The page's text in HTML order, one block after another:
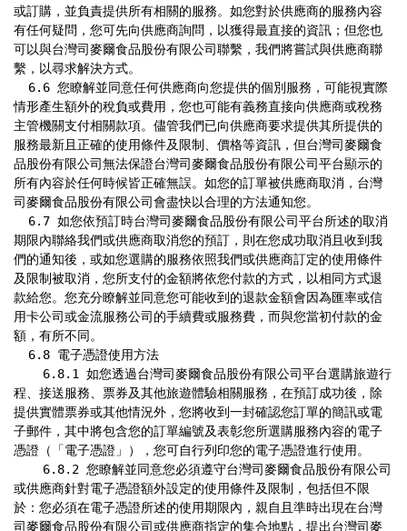
或訂購，並負責提供所有相關的服務。如您對於供應商的服務內容
有任何疑問，您可先向供應商詢問，以獲得最直接的資訊；但您也
可以與台灣司麥爾食品股份有限公司聯繫，我們將嘗試與供應商聯
繫，以尋求解決方式。
情形產生額外的稅負或費用，您也可能有義務直接向供應商或稅務
主管機關支付相關款項。儘管我們已向供應商要求提供其所提供的
服務最新且正確的使用條件及限制、價格等資訊，但台灣司麥爾食
品股份有限公司無法保證台灣司麥爾食品股份有限公司平台顯示的
所有內容於任何時候皆正確無誤。如您的訂單被供應商取消，台灣
司麥爾食品股份有限公司會盡快以合理的方法通知您。
期限內聯絡我們或供應商取消您的預訂，則在您成功取消且收到我
們的通知後，或如您選購的服務依照我們或供應商訂定的使用條件
及限制被取消，您所支付的金額將依您付款的方式，以相同方式退
款給您。您充分瞭解並同意您可能收到的退款金額會因為匯率或信
用卡公司或金流服務公司的手續費或服務費，而與您當初付款的金
額，有所不同。
程、接送服務、票券及其他旅遊體驗相關服務，在預訂成功後，除
提供實體票券或其他情況外，您將收到一封確認您訂單的簡訊或電
子郵件，其中將包含您的訂單編號及表彰您所選購服務內容的電子
憑證（「電子憑證」），您可自行列印您的電子憑證進行使用。
或供應商針對電子憑證額外設定的使用條件及限制，包括但不限
於：您必須在電子憑證所述的使用期限內，親自且準時出現在台灣
司麥爾食品股份有限公司或供應商指定的集合地點，提出台灣司麥